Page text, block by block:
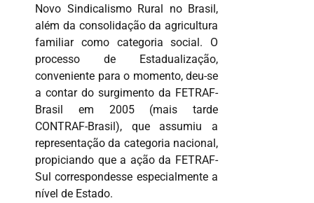
Novo Sindicalismo Rural no Brasil,
além da consolidação da agricultura
familiar como categoria social. O
processo de Estadualização,
conveniente para o momento, deu-se
a contar do surgimento da FETRAF-
Brasil em 2005 (mais tarde
CONTRAF-Brasil), que assumiu a
representação da categoria nacional,
propiciando que a ação da FETRAF-
Sul correspondesse especialmente a
nível de Estado.